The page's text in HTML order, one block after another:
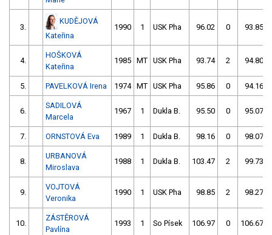
3.
KUDĚJOVÁ
Kateřina
1990 1 USK Pha 96.02 0 93.85
4.
HOŠKOVÁ
Kateřina
1985 MT USK Pha 93.74 2 94.80
5. PAVELKOVÁ Irena 1974 MT USK Pha 95.86 0 94.16
6.
SADILOVÁ
Marcela
1967 1 Dukla B. 95.50 0 95.07
7. ORNSTOVÁ Eva 1989 1 Dukla B. 98.16 0 98.07
8.
URBANOVÁ
Miroslava
1988 1 Dukla B. 103.47 2 99.73
9.
VOJTOVÁ
Veronika
1990 1 USK Pha 98.85 2 98.27
10.
ZÁSTĚROVÁ
Pavlína
1993 1 So Písek 106.97 0 106.67